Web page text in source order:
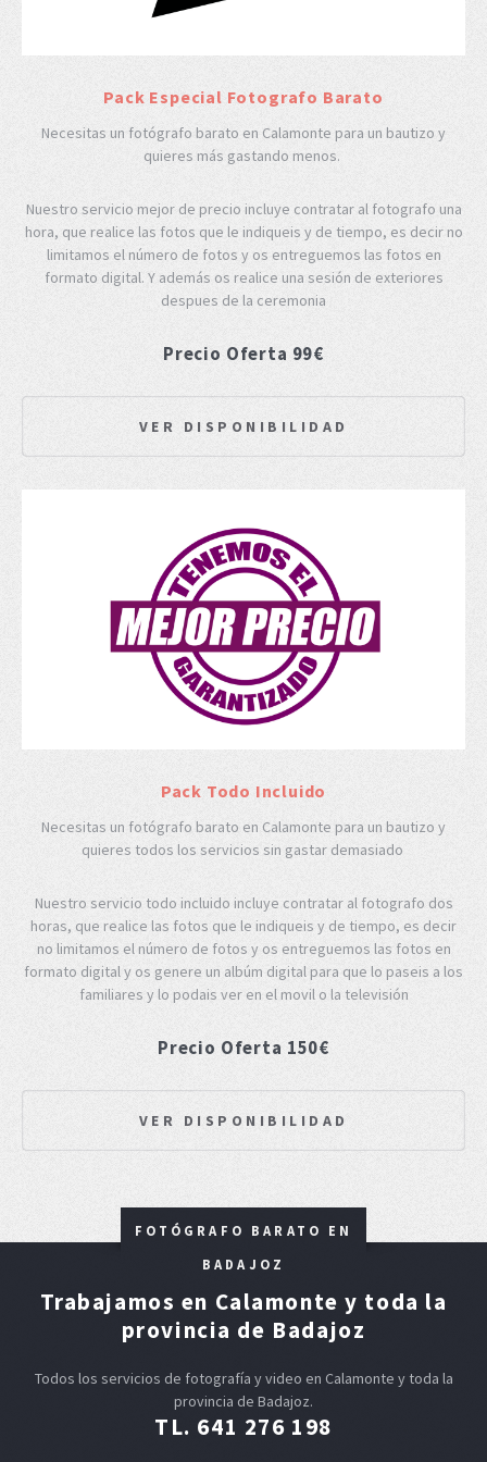
Pack Especial Fotografo Barato
Necesitas un fotógrafo barato en Calamonte para un bautizo y
quieres más gastando menos.
Nuestro servicio mejor de precio incluye contratar al fotografo una
hora, que realice las fotos que le indiqueis y de tiempo, es decir no
limitamos el número de fotos y os entreguemos las fotos en
formato digital. Y además os realice una sesión de exteriores
despues de la ceremonia
Precio Oferta 99€
VER DISPONIBILIDAD
Pack Todo Incluido
Necesitas un fotógrafo barato en Calamonte para un bautizo y
quieres todos los servicios sin gastar demasiado
Nuestro servicio todo incluido incluye contratar al fotografo dos
horas, que realice las fotos que le indiqueis y de tiempo, es decir
no limitamos el número de fotos y os entreguemos las fotos en
formato digital y os genere un albúm digital para que lo paseis a los
familiares y lo podais ver en el movil o la televisión
Precio Oferta 150€
VER DISPONIBILIDAD
FOTÓGRAFO BARATO EN
BADAJOZ
Trabajamos en Calamonte y toda la
provincia de Badajoz
Todos los servicios de fotografía y video en Calamonte y toda la
provincia de Badajoz.
TL. 641 276 198